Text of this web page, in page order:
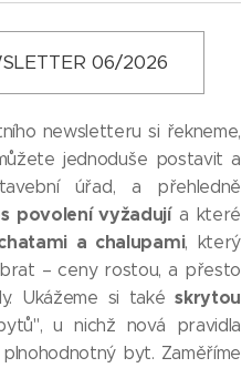
06/2026
newsletteru si řekneme,
jednoduše postavit a
úřad, a přehledně
povolení vyžadujía které
a chalupami, který
– ceny rostou, a přesto
Ukážeme si takéskrytou
u nichž nová pravidla
byt. Zaměříme